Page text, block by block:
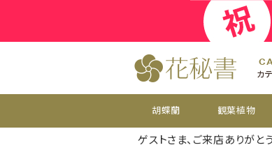
カ
お
お
お
胡蝶蘭 観葉植物
ゲストさま、ご来店ありがと